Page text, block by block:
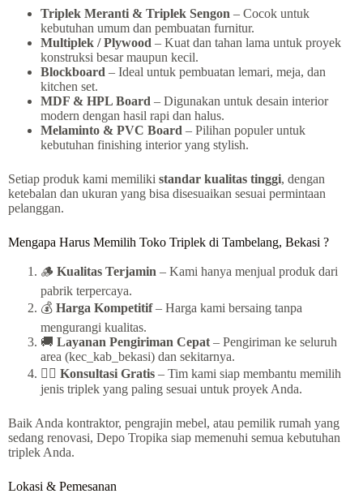
Triplek Meranti & Triplek Sengon – Cocok untuk
kebutuhan umum dan pembuatan furnitur.
Multiplek / Plywood – Kuat dan tahan lama untuk proyek
konstruksi besar maupun kecil.
Blockboard – Ideal untuk pembuatan lemari, meja, dan
kitchen set.
MDF & HPL Board – Digunakan untuk desain interior
modern dengan hasil rapi dan halus.
Melaminto & PVC Board – Pilihan populer untuk
kebutuhan finishing interior yang stylish.
Setiap produk kami memiliki standar kualitas tinggi, dengan
ketebalan dan ukuran yang bisa disesuaikan sesuai permintaan
pelanggan.
Mengapa Harus Memilih Toko Triplek di Tambelang, Bekasi ?
🪵 Kualitas Terjamin – Kami hanya menjual produk dari
pabrik terpercaya.
💰 Harga Kompetitif– Harga kami bersaing tanpa
mengurangi kualitas.
🚚 Layanan Pengiriman Cepat – Pengiriman ke seluruh
area (kec_kab_bekasi) dan sekitarnya.
👷‍♂️ Konsultasi Gratis – Tim kami siap membantu memilih
jenis triplek yang paling sesuai untuk proyek Anda.
Baik Anda kontraktor, pengrajin mebel, atau pemilik rumah yang
sedang renovasi, Depo Tropika siap memenuhi semua kebutuhan
triplek Anda.
Lokasi & Pemesanan